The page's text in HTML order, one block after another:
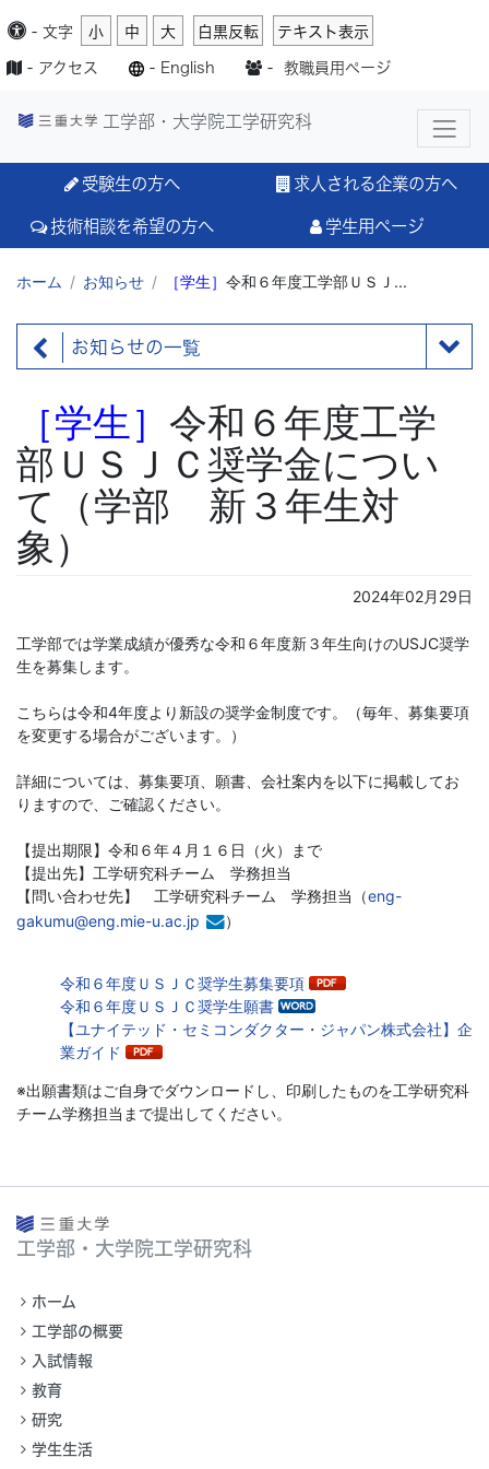
- 文字 小 中 大 白黒反転 テキスト表示
- アクセス - English - 教職員用ページ
工学部・大学院工学研究科
受験生の方へ 求人される企業の方へ
技術相談を希望の方へ 学生用ページ
ホーム お知らせ ［学生］ 令和６年度工学部ＵＳＪ...
お知らせの一覧
［学生］ 令和６年度工学
部ＵＳＪＣ奨学金につい
て（学部 新３年生対
象）
2024年02月29日
工学部では学業成績が優秀な令和６年度新３年生向けのUSJC奨学
生を募集します。
こちらは令和4年度より新設の奨学金制度です。（毎年、募集要項
を変更する場合がございます。）
詳細については、募集要項、願書、会社案内を以下に掲載してお
りますので、ご確認ください。
【提出期限】令和６年４月１６日（火）まで
【提出先】工学研究科チーム 学務担当
【問い合わせ先】 工学研究科チーム 学務担当（eng-
gakumu@eng.mie-u.ac.jp
）
令和６年度ＵＳＪＣ奨学生募集要項
令和６年度ＵＳＪＣ奨学生願書
【ユナイテッド・セミコンダクター・ジャパン株式会社】企
業ガイド
※出願書類はご自身でダウンロードし、印刷したものを工学研究科
チーム学務担当まで提出してください。
工学部・大学院工学研究科
ホーム
工学部の概要
入試情報
教育
研究
学生生活